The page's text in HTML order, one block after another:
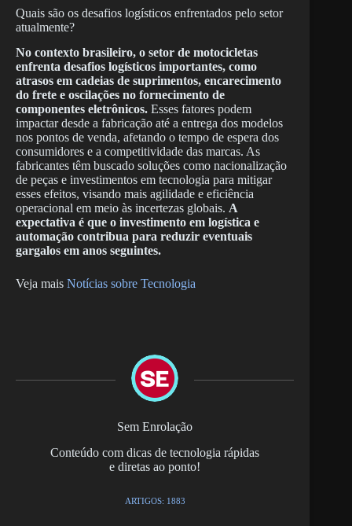
Quais são os desafios logísticos enfrentados pelo setor
atualmente?
No contexto brasileiro, o setor de motocicletas
enfrenta desafios logísticos importantes, como
atrasos em cadeias de suprimentos, encarecimento
do frete e oscilações no fornecimento de
componentes eletrônicos. Esses fatores podem
impactar desde a fabricação até a entrega dos modelos
nos pontos de venda, afetando o tempo de espera dos
consumidores e a competitividade das marcas. As
fabricantes têm buscado soluções como nacionalização
de peças e investimentos em tecnologia para mitigar
esses efeitos, visando mais agilidade e eficiência
operacional em meio às incertezas globais. A
expectativa é que o investimento em logística e
automação contribua para reduzir eventuais
gargalos em anos seguintes.
Veja mais Notícias sobre Tecnologia
Sem Enrolação
Conteúdo com dicas de tecnologia rápidas
e diretas ao ponto!
ARTIGOS: 1883